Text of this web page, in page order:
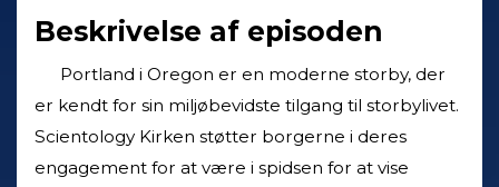
Beskrivelse af episoden
Portland i Oregon er en moderne storby, der
er kendt for sin miljøbevidste tilgang til storbylivet.
Scientology Kirken støtter borgerne i deres
engagement for at være i spidsen for at vise